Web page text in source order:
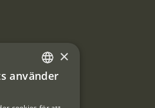
SWEDISH
×
använder